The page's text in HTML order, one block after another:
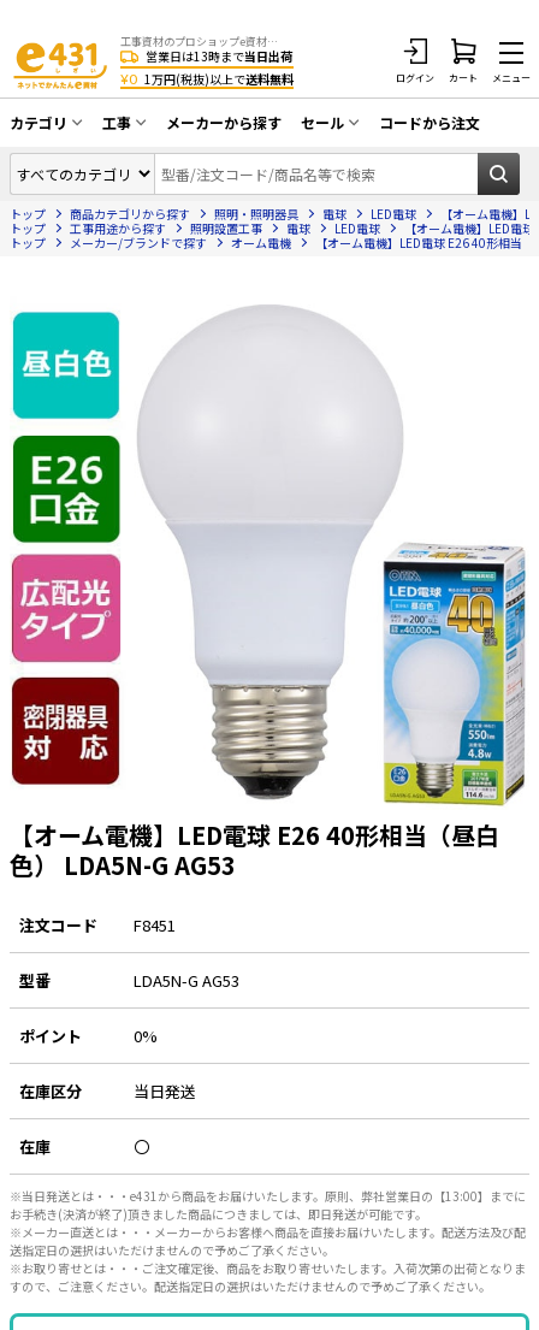
工事資材のプロショップe資材 CATV・アンテナ・防犯・光・LAN・電気・空調工事など
営業日は13時まで当日出荷
¥0 1万円(税抜)以上で送料無料 ログイン カート メニュー
カテゴリ
同軸ケーブル／テレビ用接栓／関連工具
アンテナ・取付金具・ブースター／CATV
部材類
防犯工事関連
HDMIケーブル・周辺機器／RCAケーブル
電話線／コネクタ／アダプタ
光ファイバー・融着接続機関連
LANケーブル・コネクタ・関連資材/機器
ネットワーク機器
エアコン・換気扇・空調資材
太陽光発電ケーブル・コネクタ・関連資
材/機器
電源ケーブル／コネクタ／分電盤／ブレ
ーカ
照明・照明器具
電源タップ・延長コード
スイッチ・コンセント（配線器具）
PF管/FEP管/CD管/情報線保護管
EV充電設備工事関連
感染症関連
e431オリジナル
販売終了品
工事
CATV・アンテナ工事
光工事・FTTH工事
防犯カメラ工事
LAN配線工事
照明設置工事
太陽光発電工事
ホテル・病院向け
メーカーから探す セール
在庫一掃セール
コードから注文
トップ 商品カテゴリから探す 照明・照明器具 電球 LED電球
【オーム電機】
トップ
工事用途から探す 照明設置工事 電球 LED電球
【オーム電機】LED電
トップ
メーカー/ブランドで探す オーム電機 【オーム電機】LED電球 E26 40形相当
【オーム電機】LED電球 E26 40形相当（昼白
色） LDA5N-G AG53
注文コード F8451
型番 LDA5N-G AG53
ポイント 0%
在庫区分 当日発送
在庫 〇
※当日発送とは・・・e431から商品をお届けいたします。原則、弊社営業日の【13:00】までに
お手続き(決済が終了)頂きました商品につきましては、即日発送が可能です。
※メーカー直送とは・・・メーカーからお客様へ商品を直接お届けいたします。配送方法及び配
送指定日の選択はいただけませんので予めご了承ください。
※お取り寄せとは・・・ご注文確定後、商品をお取り寄せいたします。入荷次第の出荷となりま
すので、ご注意ください。配送指定日の選択はいただけませんので予めご了承ください。